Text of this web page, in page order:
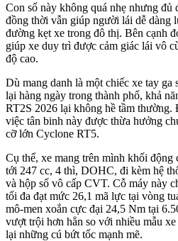
Con số này không quá nhẹ nhưng đủ
đồng thời vẫn giúp người lái dễ dàng
đường kẹt xe trong đô thị. Bên cạnh
giúp xe duy trì được cảm giác lái vô
độ cao.
Dù mang danh là một chiếc xe tay ga
lại hàng ngày trong thành phố, khả
RT2S 2026 lại không hề tầm thường.
việc tân binh này được thừa hưởng
cỡ lớn Cyclone RT5.
Cụ thể, xe mang trên mình khối
tới 247 cc, 4 thì, DOHC, đi kèm hệ
và hộp số vô cấp CVT. Cỗ máy này
tối đa đạt mức 26,1 mã lực tại vòng
mô-men xoắn cực đại 24,5 Nm tại
vượt trội hơn hẳn so với nhiều mẫu
lại những cú bứt tốc mạnh mẽ.